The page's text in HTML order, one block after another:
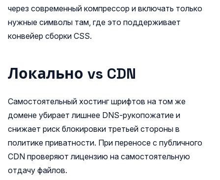
через современный компрессор и включать только
нужные символы там, где это поддерживает
конвейер сборки CSS.
Локально vs CDN
Самостоятельный хостинг шрифтов на том же
домене убирает лишнее DNS‑рукопожатие и
снижает риск блокировки третьей стороны в
политике приватности. При переносе с публичного
CDN проверяют лицензию на самостоятельную
отдачу файлов.